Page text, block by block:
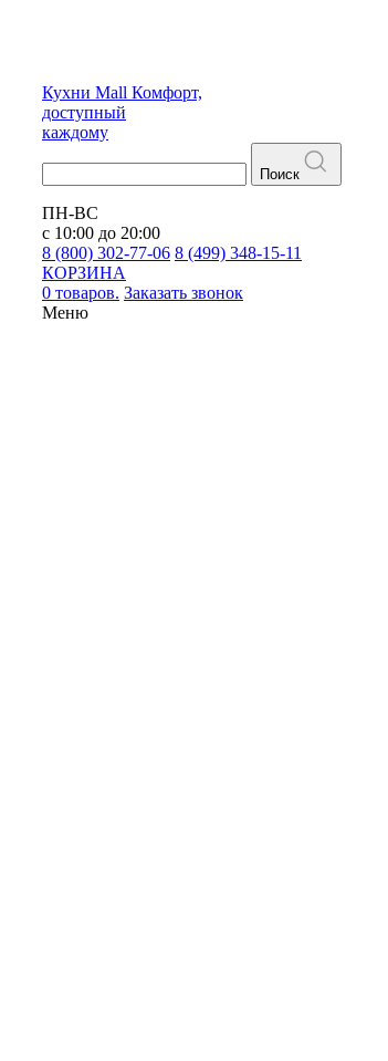
Кухни Mall Комфорт,
доступный
каждому
Поиск
ПН-ВС
с 10:00 до 20:00
8 (800) 302-77-06 8 (499) 348-15-11
КОРЗИНА
0 товаров. Заказать звонок
Меню